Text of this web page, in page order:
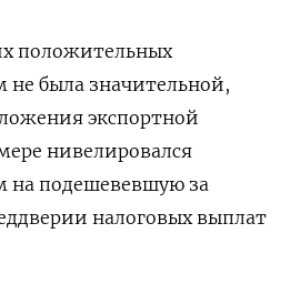
положительных
была значительной,
экспортной
нивелировался
на подешевевшую за
налоговых выплат